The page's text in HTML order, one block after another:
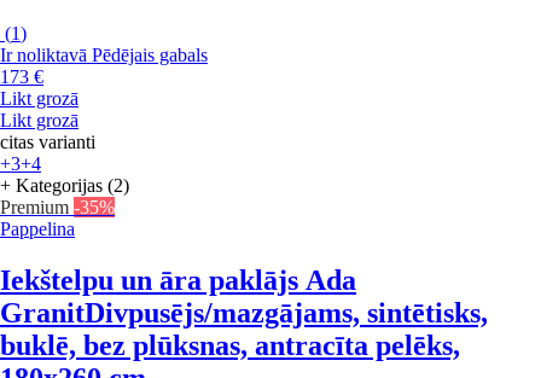
(1)
Ir noliktavā Pēdējais gabals
173 €
Likt grozā
Likt grozā
citas varianti
+3+4
+ Kategorijas (2)
Premium -35%
Pappelina
Iekštelpu un āra paklājs Ada
GranitDivpusējs/mazgājams, sintētisks,
buklē, bez plūksnas, antracīta pelēks,